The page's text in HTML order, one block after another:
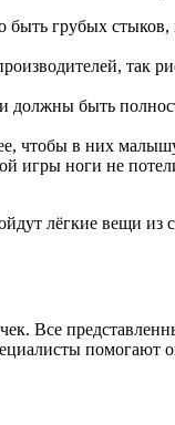
грубых стыков,
так
быть
чтобы в них
ноги не
лёгкие вещи из
Все
помогают